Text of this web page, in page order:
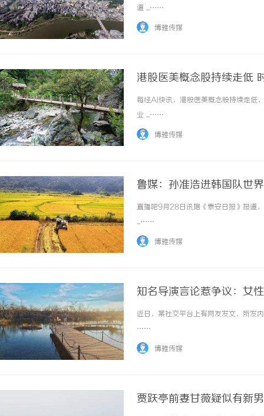
道 ...……
博雅传媒
港股医美概念股持续走低
每经AI快讯，港股医美概念股持续走低
业 ...……
博雅传媒
鲁媒：孙准浩进韩国队世
直播吧9月28日讯据《泰安日报》报道
...……
博雅传媒
知名导演言论惹争议：女
近日，某社交平台上有网友发文，所发
……
博雅传媒
贾跃亭前妻甘薇疑似有新